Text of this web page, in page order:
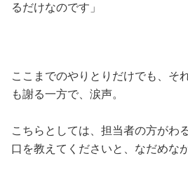
るだけなのです」
ここまでのやりとりだけでも、そ
も謝る一方で、涙声。
こちらとしては、担当者の方がわ
口を教えてくださいと、なだめな